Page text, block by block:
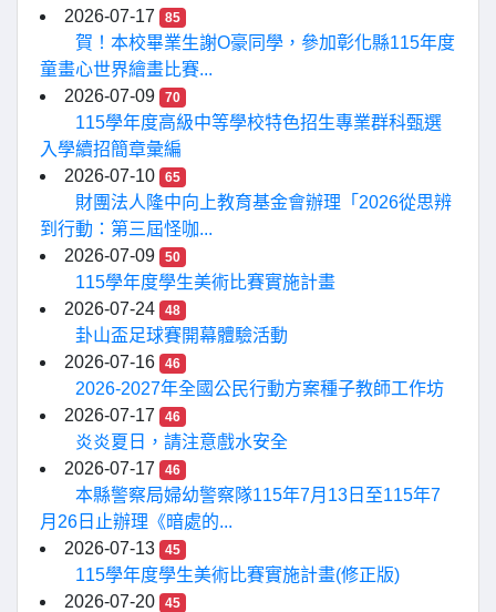
2026-07-17
85
賀！本校畢業生謝O豪同學，參加彰化縣115年度
童畫心世界繪畫比賽...
2026-07-09
70
115學年度高級中等學校特色招生專業群科甄選
入學續招簡章彙編
2026-07-10
65
財團法人隆中向上教育基金會辦理「2026從思辨
到行動：第三屆怪咖...
2026-07-09
50
115學年度學生美術比賽實施計畫
2026-07-24
48
卦山盃足球賽開幕體驗活動
2026-07-16
46
2026-2027年全國公民行動方案種子教師工作坊
2026-07-17
46
炎炎夏日，請注意戲水安全
2026-07-17
46
本縣警察局婦幼警察隊115年7月13日至115年7
月26日止辦理《暗處的...
2026-07-13
45
115學年度學生美術比賽實施計畫(修正版)
2026-07-20
45